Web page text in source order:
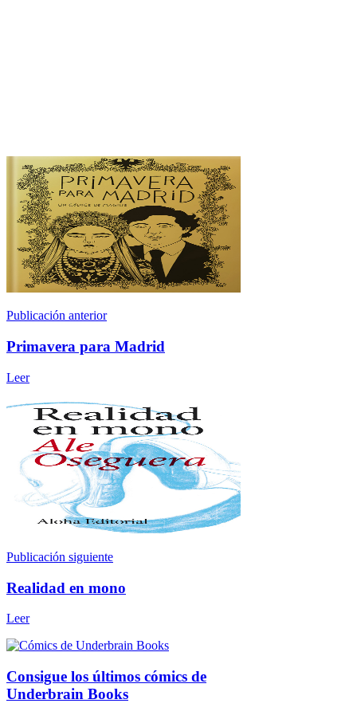
Publicación anterior
Primavera para Madrid
Leer
Publicación siguiente
Realidad en mono
Leer
Consigue los últimos cómics de
Underbrain Books